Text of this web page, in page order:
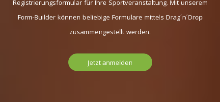
Registrierungsformular für Ihre Sportveranstaltung. Mit unserem
Form-Builder können beliebige Formulare mittels Drag´n´Drop
zusammengestellt werden.
Jetzt anmelden